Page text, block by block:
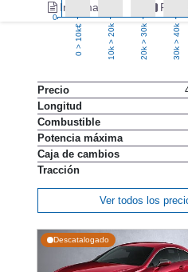
Información Fotos
0
0 > 10k€ 10k > 20k 20k > 30k 30k > 40k
Precio
Longitud
Combustible
Potencia máxima
Caja de cambios
Tracción
Ver todos los
Descatalogado